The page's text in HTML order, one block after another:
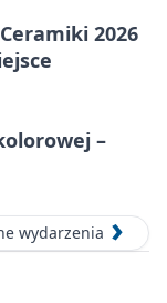
2026
–
wydarzenia